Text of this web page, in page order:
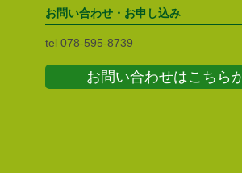
お問い合わせ・お申し込み
tel 078-595-8739
お問い合わせはこちら